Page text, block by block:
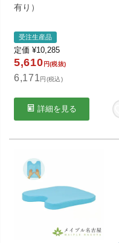
有り）
受注生産品
定価 ¥10,285
5,610 円(税抜)
6,171円(税込)
詳細を見る